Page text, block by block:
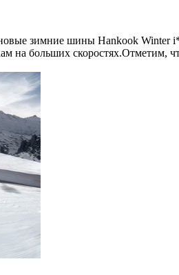
зимние шины Hankook Winter
на больших скоростях.Отметим,